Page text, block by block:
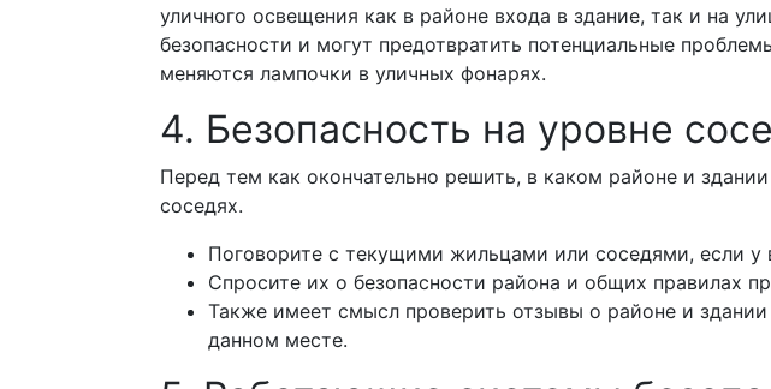
уличного освещения как в районе входа в здание, так и на
безопасности и могут предотвратить потенциальные
меняются лампочки в уличных фонарях.
4. Безопасность на уровне
Перед тем как окончательно решить, в каком районе и
соседях.
Поговорите с текущими жильцами или соседями, если у
Спросите их о безопасности района и общих правилах
Также имеет смысл проверить отзывы о районе и
данном месте.